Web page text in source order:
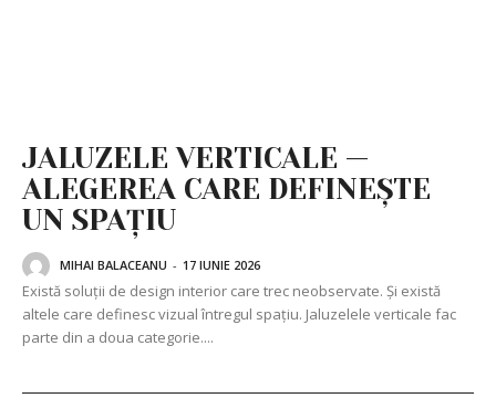
JALUZELE VERTICALE —
ALEGEREA CARE DEFINEȘTE
UN SPAȚIU
MIHAI BALACEANU - 17 IUNIE 2026
Există soluții de design interior care trec neobservate. Și există
altele care definesc vizual întregul spațiu. Jaluzelele verticale fac
parte din a doua categorie....